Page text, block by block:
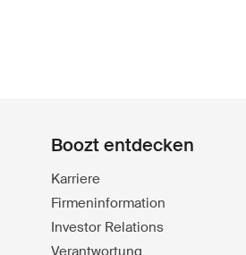
Boozt entdecken
Karriere
Firmeninformation
Investor Relations
Verantwortung